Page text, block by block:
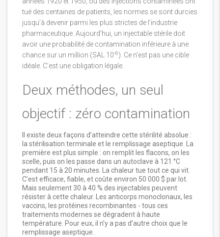
tué des centaines de patients, les normes se sont durcies
jusqu’à devenir parmi les plus strictes de l’industrie
pharmaceutique. Aujourd’hui, un injectable stérile doit
avoir une probabilité de contamination inférieure à une
chance sur un million (SAL 10-6). Ce n’est pas une cible
idéale. C’est une obligation légale.
Deux méthodes, un seul
objectif : zéro contamination
Il existe deux façons d’atteindre cette stérilité absolue :
la stérilisation terminale et le remplissage aseptique. La
première est plus simple : on remplit les flacons, on les
scelle, puis on les passe dans un autoclave à 121 °C
pendant 15 à 20 minutes. La chaleur tue tout ce qui vit.
C’est efficace, fiable, et coûte environ 50 000 $ par lot.
Mais seulement 30 à 40 % des injectables peuvent
résister à cette chaleur. Les anticorps monoclonaux, les
vaccins, les protéines recombinantes - tous ces
traitements modernes se dégradent à haute
température. Pour eux, il n’y a pas d’autre choix que le
remplissage aseptique.